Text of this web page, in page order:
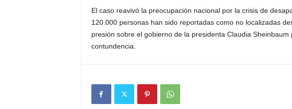
El caso reavivó la preocupación nacional por la crisis de
120.000 personas han sido reportadas como no localizadas
presión sobre el gobierno de la presidenta Claudia
contundencia.